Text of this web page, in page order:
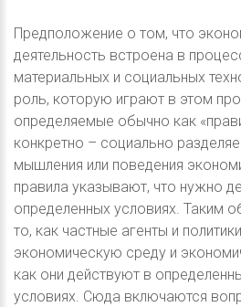
Предположение о том, что
деятельность встроена в
материальных и социальных
роль, которую играют в этом
определяемые обычно как
конкретно – социально
мышления или поведения
правила указывают, что нужно
определенных условиях. Таким
то, как частные агенты и
экономическую среду и
как они действуют в
условиях. Сюда включаются